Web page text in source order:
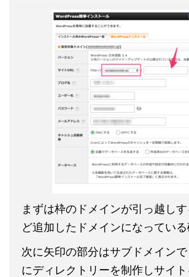
まずは枠のドメインが引っ越し
ど追加したドメインになっている
次に矢印の部分はサブドメイン
にディレクトリーを制作しサイ